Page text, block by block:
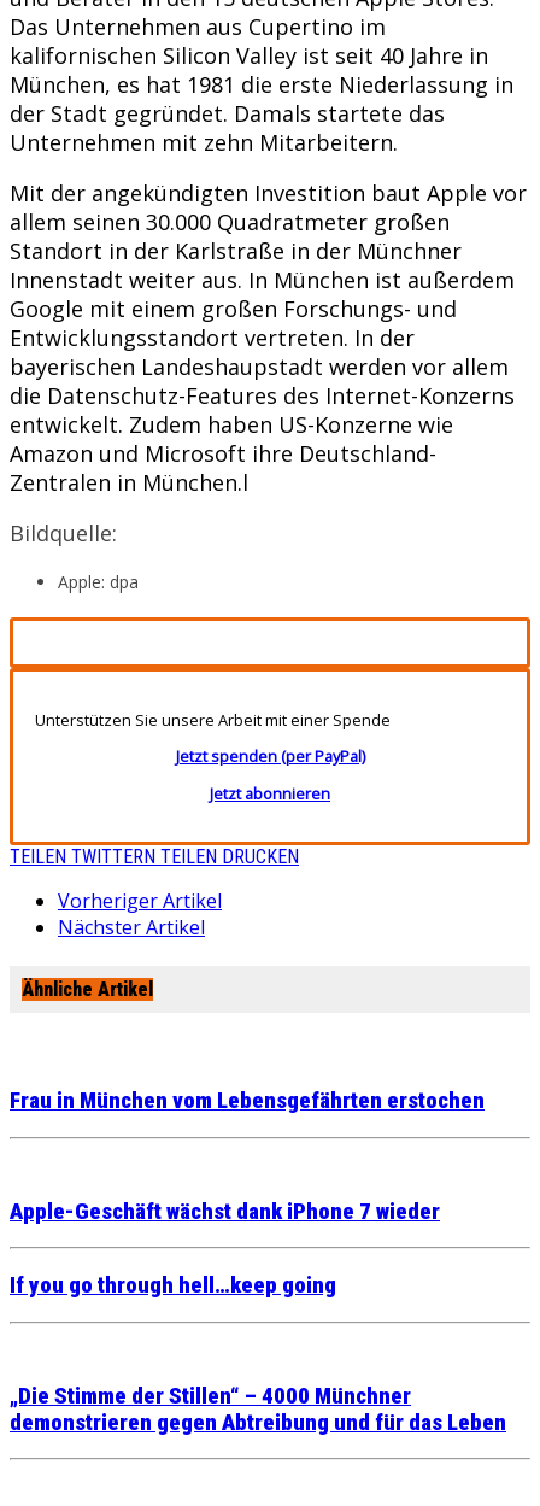
Das Unternehmen aus Cupertino im
kalifornischen Silicon Valley ist seit 40 Jahre in
München, es hat 1981 die erste Niederlassung in
der Stadt gegründet. Damals startete das
Unternehmen mit zehn Mitarbeitern.
Mit der angekündigten Investition baut Apple vor
allem seinen 30.000 Quadratmeter großen
Standort in der Karlstraße in der Münchner
Innenstadt weiter aus. In München ist außerdem
Google mit einem großen Forschungs- und
Entwicklungsstandort vertreten. In der
bayerischen Landeshaupstadt werden vor allem
die Datenschutz-Features des Internet-Konzerns
entwickelt. Zudem haben US-Konzerne wie
Amazon und Microsoft ihre Deutschland-
Zentralen in München.l
Bildquelle:
Apple: dpa
Unterstützen Sie unsere Arbeit mit einer Spende
Jetzt spenden (per PayPal)
Jetzt abonnieren
TEILEN TWITTERN TEILEN DRUCKEN
Vorheriger Artikel
Nächster Artikel
Ähnliche Artikel
Frau in München vom Lebensgefährten erstochen
Apple-Geschäft wächst dank iPhone 7 wieder
If you go through hell…keep going
„Die Stimme der Stillen“ – 4000 Münchner
demonstrieren gegen Abtreibung und für das Leben